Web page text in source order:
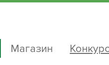
Магазин Конкурс